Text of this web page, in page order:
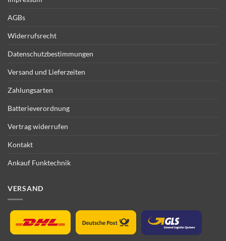
AGBs
Widerrufsrecht
Datenschutzbestimmungen
Versand und Lieferzeiten
Zahlungsarten
Batterieverordnung
Vertrag widerrufen
Kontakt
Ankauf Funktechnik
VERSAND